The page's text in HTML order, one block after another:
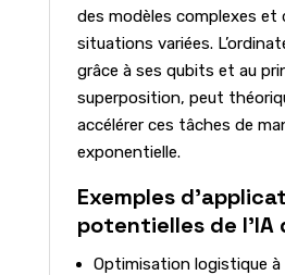
des modèles complexes et
situations variées.
grâce à ses qubits et au
superposition, peut
accélérer ces tâches de
exponentielle.
Exemples
potentielles de l’IA
Optimisation logistique à